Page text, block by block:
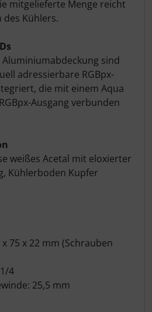
mitgelieferte Menge reicht
Kühlers.
sind
adressierbare RGBpx-
die mit einem Aqua
Ausgang verbunden
weißes Acetal mit eloxierter
Kühlerboden Kupfer
75 x 22 mm (Schrauben
4
25,5 mm